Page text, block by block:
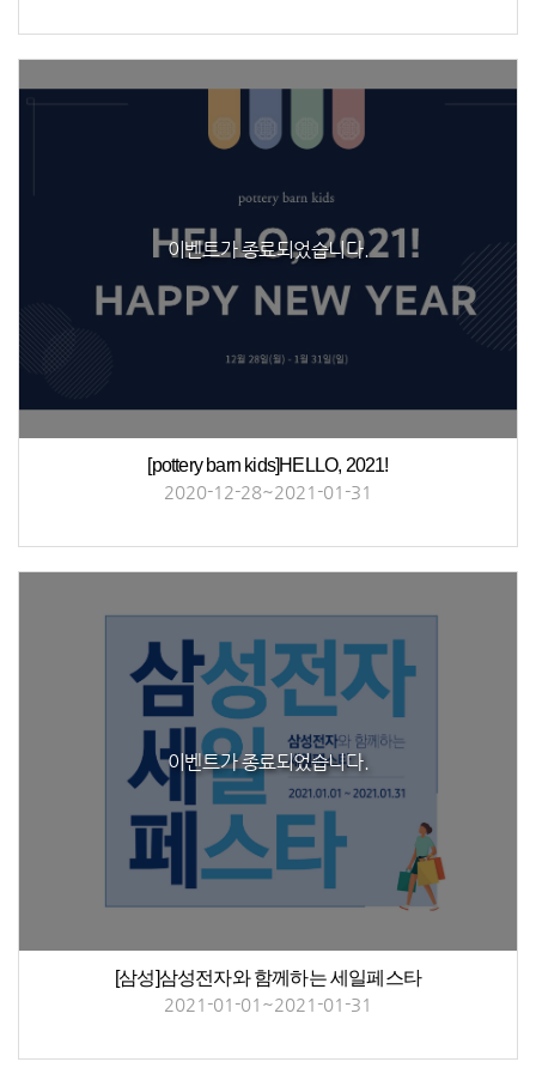
이벤트가 종료되었습니다.
[pottery barn kids]HELLO, 2021!
2020-12-28~2021-01-31
이벤트가 종료되었습니다.
[삼성]삼성전자와 함께하는 세일페스타
2021-01-01~2021-01-31